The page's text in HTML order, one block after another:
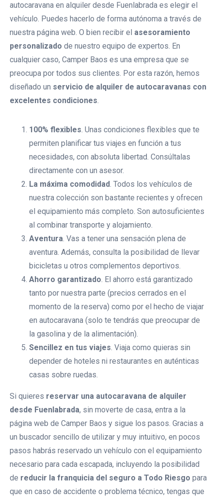
autocaravana en alquiler desde Fuenlabrada es elegir el
vehículo. Puedes hacerlo de forma autónoma a través de
nuestra página web. O bien recibir el asesoramiento
personalizado de nuestro equipo de expertos. En
cualquier caso, Camper Baos es una empresa que se
preocupa por todos sus clientes. Por esta razón, hemos
diseñado un servicio de alquiler de autocaravanas con
excelentes condiciones.
100% flexibles. Unas condiciones flexibles que te
permiten planificar tus viajes en función a tus
necesidades, con absoluta libertad. Consúltalas
directamente con un asesor.
La máxima comodidad. Todos los vehículos de
nuestra colección son bastante recientes y ofrecen
el equipamiento más completo. Son autosuficientes
al combinar transporte y alojamiento.
Aventura. Vas a tener una sensación plena de
aventura. Además, consulta la posibilidad de llevar
bicicletas u otros complementos deportivos.
Ahorro garantizado. El ahorro está garantizado
tanto por nuestra parte (precios cerrados en el
momento de la reserva) como por el hecho de viajar
en autocaravana (solo te tendrás que preocupar de
la gasolina y de la alimentación).
Sencillez en tus viajes. Viaja como quieras sin
depender de hoteles ni restaurantes en auténticas
casas sobre ruedas.
Si quieres reservar una autocaravana de alquiler
desde Fuenlabrada, sin moverte de casa, entra a la
página web de Camper Baos y sigue los pasos. Gracias a
un buscador sencillo de utilizar y muy intuitivo, en pocos
pasos habrás reservado un vehículo con el equipamiento
necesario para cada escapada, incluyendo la posibilidad
de reducir la franquicia del seguro a Todo Riesgo para
que en caso de accidente o problema técnico, tengas que